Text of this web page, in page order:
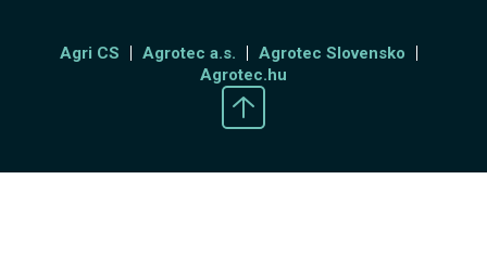
Agri CS Agrotec a.s.
Agrotec Slovensko
Agrotec.hu